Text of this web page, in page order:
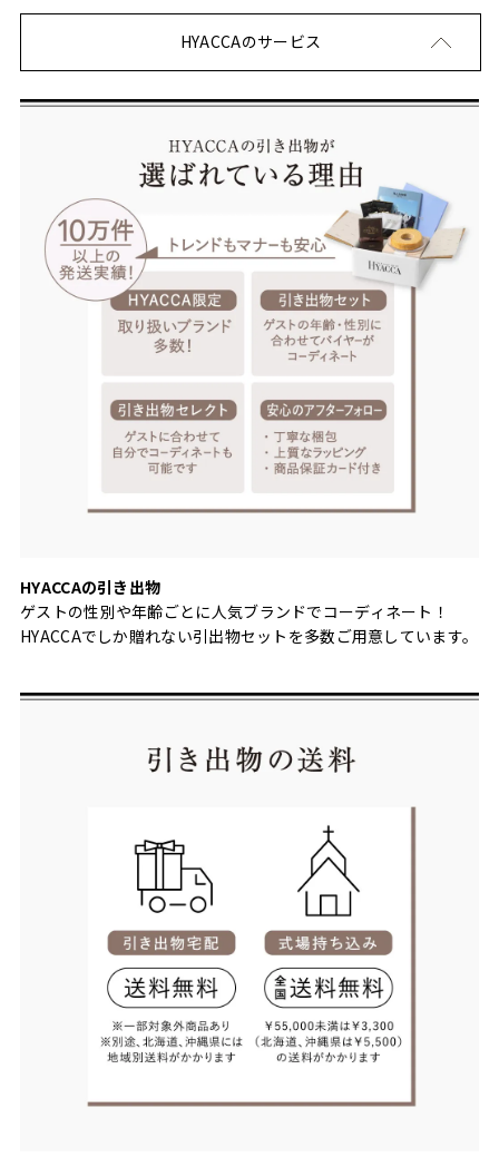
HYACCAのサービス
HYACCAの引き出物
ゲストの性別や年齢ごとに人気ブランドでコーディネート！
HYACCAでしか贈れない引出物セットを多数ご用意しています。